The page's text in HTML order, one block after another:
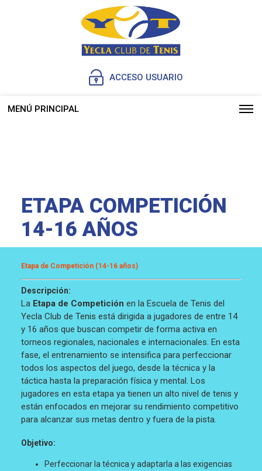
ACCESO USUARIO
MENÚ PRINCIPAL
ETAPA COMPETICIÓN
14-16 AÑOS
Etapa de Competición (14-16 años)
Descripción:
La Etapa de Competición en la Escuela de Tenis del
Yecla Club de Tenis está dirigida a jugadores de entre 14
y 16 años que buscan competir de forma activa en
torneos regionales, nacionales e internacionales. En esta
fase, el entrenamiento se intensifica para perfeccionar
todos los aspectos del juego, desde la técnica y la
táctica hasta la preparación física y mental. Los
jugadores en esta etapa ya tienen un alto nivel de tenis y
están enfocados en mejorar su rendimiento competitivo
para alcanzar sus metas dentro y fuera de la pista.
Objetivo:
Perfeccionar la técnica y adaptarla a las exigencias